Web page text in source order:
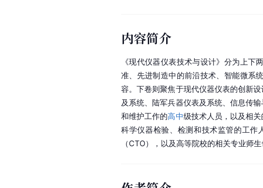
内容简介
《现代仪器仪表技术与设计》分为上
准、先进制造中的前沿技术、智能微系
容。下卷则聚焦于现代仪器仪表的创新
及系统、陆军兵器仪表及系统、信息传
和维护工作的高中级技术人员，以及相
科学仪器检验、检测和技术监管的工作
（CTO），以及高等院校的相关专业师